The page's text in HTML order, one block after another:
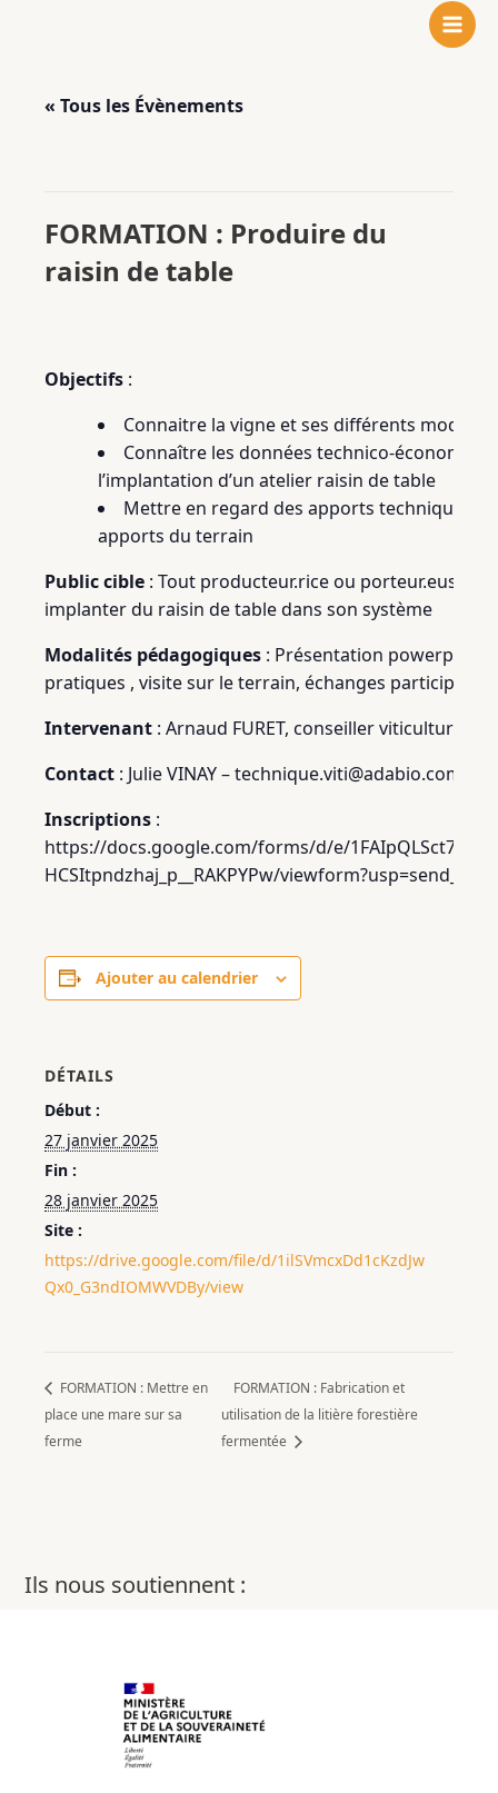
« Tous les Évènements
FORMATION : Produire du
raisin de table
Objectifs :
Connaitre la vigne et ses différents modes
Connaître les données technico-
l’implantation d’un atelier raisin de table
Mettre en regard des apports techniques
apports du terrain
Public cible : Tout producteur.rice ou porteur.euse
implanter du raisin de table dans son système
Modalités pédagogiques : Présentation powerpoint
pratiques , visite sur le terrain, échanges
Intervenant : Arnaud FURET, conseiller viticulture
Contact : Julie VINAY – technique.viti@adabio.com –
Inscriptions :
https://docs.google.com/forms/d/e/
HCSItpndzhaj_p__RAKPYPw/
Ajouter au calendrier
DÉTAILS
Début :
27 janvier 2025
Fin :
28 janvier 2025
Site :
https://drive.google.com/file/d/1ilSVmcxDd1cKzdJw
Qx0_G3ndIOMWVDBy/view
FORMATION : Mettre en
place une mare sur sa
ferme
FORMATION : Fabrication et
utilisation de la litière forestière
fermentée
Ils nous soutiennent :
e
t
a
g
e
b
k
e